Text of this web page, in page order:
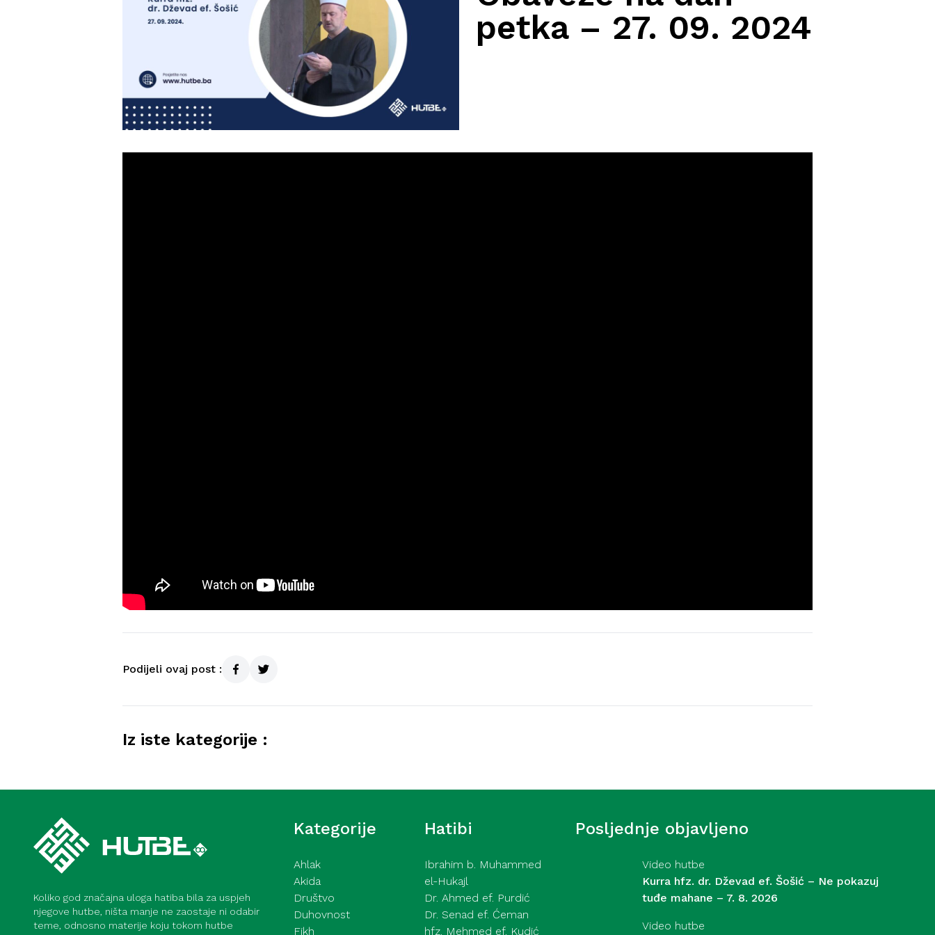
petka – 27. 09. 2024
Podijeli ovaj post :
Iz iste kategorije :
Koliko god značajna uloga hatiba bila za uspjeh
njegove hutbe, ništa manje ne zaostaje ni odabir
teme, odnosno materije koju tokom hutbe
Kategorije
Ahlak
Akida
Društvo
Duhovnost
Fikh
Hatibi
Ibrahim b. Muhammed
el-Hukajl
Dr. Ahmed ef. Purdić
Dr. Senad ef. Ćeman
hfz. Mehmed ef. Kudić
Posljednje objavljeno
Video hutbe
Kurra hfz. dr. Dževad ef. Šošić – Ne pokazuj
tuđe mahane – 7. 8. 2026
Video hutbe